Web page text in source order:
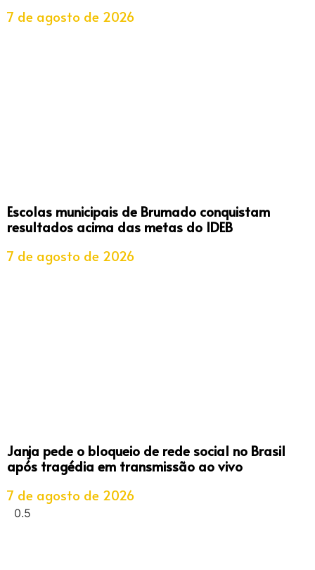
7 de agosto de 2026
Escolas municipais de Brumado conquistam
resultados acima das metas do IDEB
7 de agosto de 2026
Janja pede o bloqueio de rede social no Brasil
após tragédia em transmissão ao vivo
7 de agosto de 2026